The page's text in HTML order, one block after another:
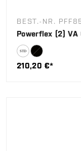
BEST.-NR.
Powerflex (2) VA
210,20 €*